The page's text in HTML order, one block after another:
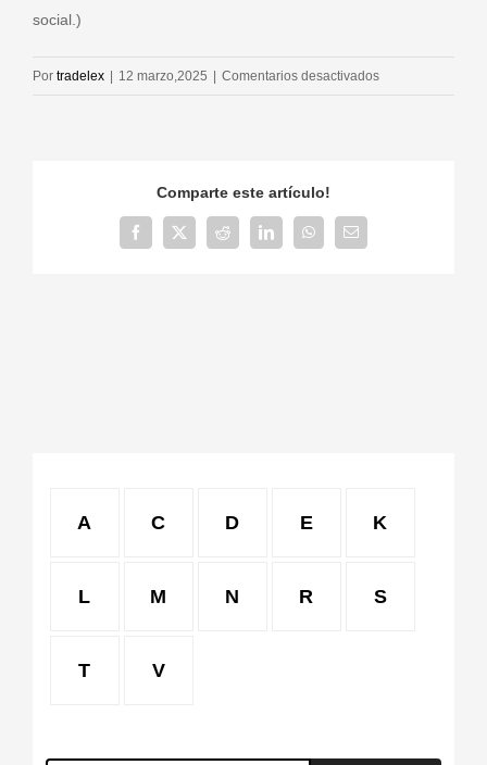
social.)
Por tradelex 12 marzo,2025 Comentarios desactivadosen
Comparte este artículo!
Facebook
X Reddit LinkedInWhatsAppCorreo
electrónico
A C D E K
L M N R S
T V